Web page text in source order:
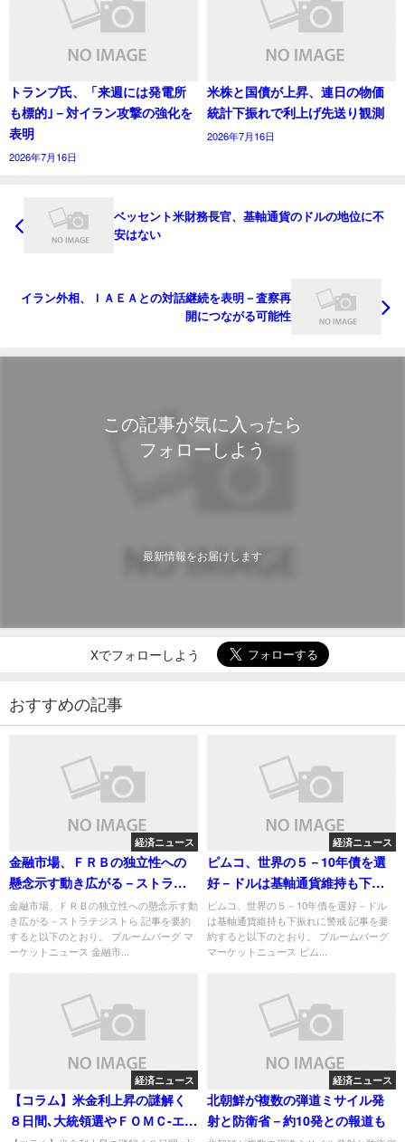
トランプ氏、「来週には発電所
も標的｣－対イラン攻撃の強化を
表明
2026年7月16日
米株と国債が上昇、連日の物価
統計下振れで利上げ先送り観測
2026年7月16日
ベッセント米財務長官、基軸通貨のドルの地位に不
安はない
イラン外相、ＩＡＥＡとの対話継続を表明－査察再
開につながる可能性
この記事が気に入ったら
フォローしよう
最新情報をお届けします
Xでフォローしよう
おすすめの記事
経済ニュース
金融市場、ＦＲＢの独立性への
懸念示す動き広がる－ストラテ
ジストら
金融市場、ＦＲＢの独立性への懸念示す動
き広がる－ストラテジストら 記事を要約
すると以下のとおり。 ブルームバーグ マ
ーケットニュース 金融市...
経済ニュース
ピムコ、世界の５－10年債を選
好－ドルは基軸通貨維持も下振
れに警戒
ピムコ、世界の５－10年債を選好－ドル
は基軸通貨維持も下振れに警戒 記事を要
約すると以下のとおり。 ブルームバーグ
マーケットニュース ピム...
経済ニュース
【コラム】米金利上昇の謎解く
８日間､大統領選やＦＯＭＣ-エラ
経済ニュース
北朝鮮が複数の弾道ミサイル発
射と防衛省－約10発との報道も